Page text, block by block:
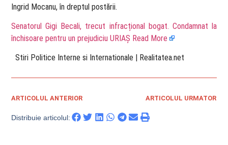
Ingrid Mocanu, în dreptul postării.
Senatorul Gigi Becali, trecut infracțional bogat. Condamnat la
închisoare pentru un prejudiciu URIAȘ Read More
​ Stiri Politice Interne si Internationale | Realitatea.net
ARTICOLUL ANTERIOR ARTICOLUL URMATOR
Distribuie articolul: